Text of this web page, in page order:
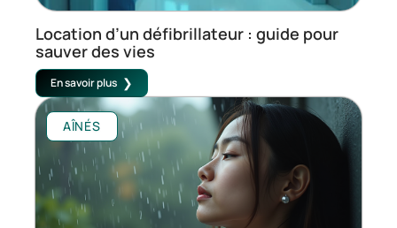
Location d’un défibrillateur : guide pour
sauver des vies
En savoir plus
AÎNÉS